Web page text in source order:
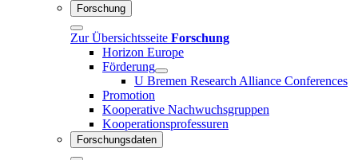
Forschung
Zur Übersichtsseite Forschung
Horizon Europe
Förderung
U Bremen Research Alliance Conferences
Promotion
Kooperative Nachwuchsgruppen
Kooperationsprofessuren
Forschungsdaten